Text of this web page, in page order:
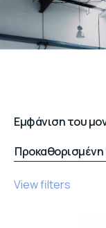
Εμφάνιση του
View filters